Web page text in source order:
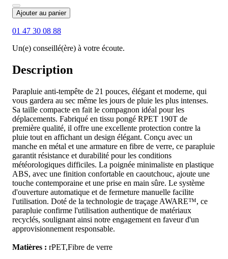
Ajouter au panier
01 47 30 08 88
Un(e) conseillé(ère) à votre écoute.
Description
Parapluie anti-tempête de 21 pouces, élégant et moderne, qui
vous gardera au sec même les jours de pluie les plus intenses.
Sa taille compacte en fait le compagnon idéal pour les
déplacements. Fabriqué en tissu pongé RPET 190T de
première qualité, il offre une excellente protection contre la
pluie tout en affichant un design élégant. Conçu avec un
manche en métal et une armature en fibre de verre, ce parapluie
garantit résistance et durabilité pour les conditions
météorologiques difficiles. La poignée minimaliste en plastique
ABS, avec une finition confortable en caoutchouc, ajoute une
touche contemporaine et une prise en main sûre. Le système
d'ouverture automatique et de fermeture manuelle facilite
l'utilisation. Doté de la technologie de traçage AWARE™, ce
parapluie confirme l'utilisation authentique de matériaux
recyclés, soulignant ainsi notre engagement en faveur d'un
approvisionnement responsable.
Matières : rPET,Fibre de verre